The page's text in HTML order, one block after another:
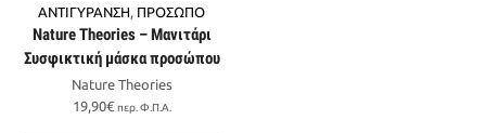
ΑΝΤΙΓΥΡΑΝΣΗ ΠΡΟΣΩΠΟ
Nature Theories – Μανιτάρι
Συσφικτική μάσκα προσώπου
Nature Theories
19,90€ περ. Φ.Π.Α.